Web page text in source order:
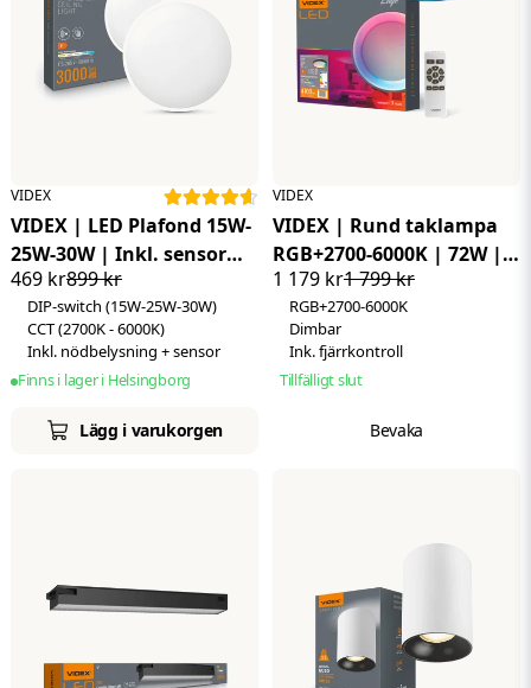
VIDEX
VIDEX | LED Plafond 15W-
25W-30W | Inkl. sensor
och nödbelysning | CCT |
IP44
899 kr
469 kr
DIP-switch (15W-25W-30W)
CCT (2700K - 6000K)
Inkl. nödbelysning + sensor
Finns i lager i Helsingborg
Lägg i varukorgen
VIDEX
VIDEX | Rund taklampa
RGB+2700-6000K | 72W |
Dimbar | Svart
1 799 kr
1 179 kr
RGB+2700-6000K
Dimbar
Ink. fjärrkontroll
Tillfälligt slut
Bevaka
CRI Max
Ra 88
Höjd
55 mm
Bredd
55 mm
Djup
1200 mm
Ra 80